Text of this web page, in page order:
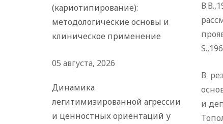
В
и
(кариотипирование):
методологические основы и
клиническое применение
05 августа, 2026
Динамика
легитимизированной агрессии
и ценностных ориентаций у